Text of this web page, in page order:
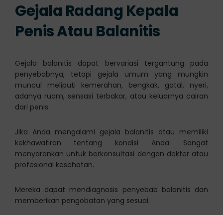
Gejala Radang Kepala
Penis Atau Balanitis
Gejala balanitis dapat bervariasi tergantung pada
penyebabnya, tetapi gejala umum yang mungkin
muncul meliputi kemerahan, bengkak, gatal, nyeri,
adanya ruam, sensasi terbakar, atau keluarnya cairan
dari penis.
Jika Anda mengalami gejala balanitis atau memiliki
kekhawatiran tentang kondisi Anda. Sangat
menyarankan untuk berkonsultasi dengan dokter atau
profesional kesehatan.
Mereka dapat mendiagnosis penyebab balanitis dan
memberikan pengobatan yang sesuai.